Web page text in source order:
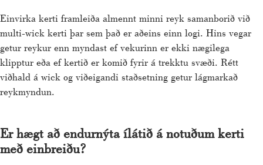
Einvirka kerti framleiða almennt minni reyk samanborið við
multi-wick kerti þar sem það er aðeins einn logi. Hins vegar
getur reykur enn myndast ef vekurinn er ekki nægilega
klipptur eða ef kertið er komið fyrir á trekktu svæði. Rétt
viðhald á wick og viðeigandi staðsetning getur lágmarkað
reykmyndun.
Er hægt að endurnýta ílátið á notuðum kerti
með einbreiðu?